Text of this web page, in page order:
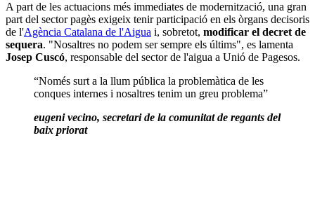
A part de les actuacions més immediates de modernització, una gran
part del sector pagès exigeix tenir participació en els òrgans decisoris
de l'Agència Catalana de l'Aigua i, sobretot, modificar el decret de
sequera. "Nosaltres no podem ser sempre els últims", es lamenta
Josep Cuscó, responsable del sector de l'aigua a Unió de Pagesos.
“Només surt a la llum pública la problemàtica de les
conques internes i nosaltres tenim un greu problema”
eugeni vecino, secretari de la comunitat de regants del
baix priorat